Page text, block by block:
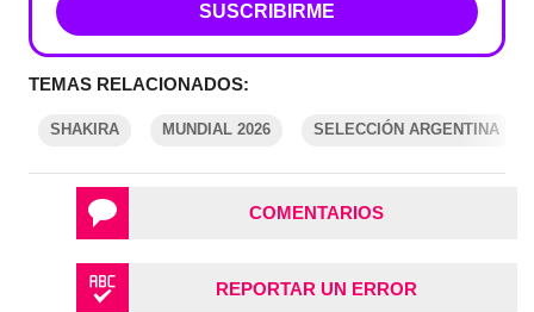
SUSCRIBIRME
TEMAS RELACIONADOS:
SHAKIRA MUNDIAL 2026 SELECCIÓN ARGENTINA
COMENTARIOS
REPORTAR UN ERROR